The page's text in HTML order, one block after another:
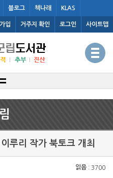
블로그 책나래 KLAS
입 거주지 확인 로그인 사이트맵
루리 작가 북토크 개최
읽음 : 3700